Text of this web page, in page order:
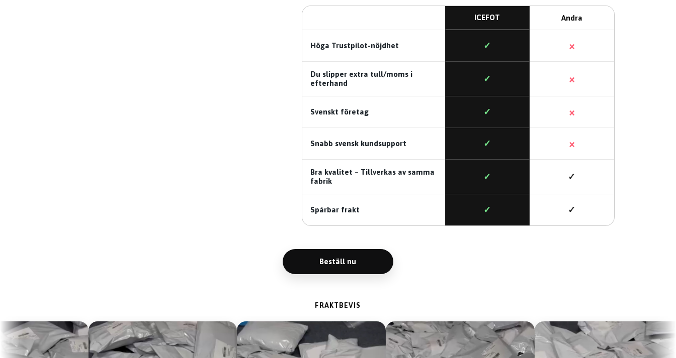
ICEFOT Andra
Höga Trustpilot-nöjdhet ✓ ×
Du slipper extra tull/moms i
efterhand
✓ ×
Svenskt företag ✓ ×
Snabb svensk kundsupport ✓ ×
Bra kvalitet – Tillverkas av samma
fabrik
✓ ✓
Spårbar frakt ✓ ✓
Beställ nu
FRAKTBEVIS